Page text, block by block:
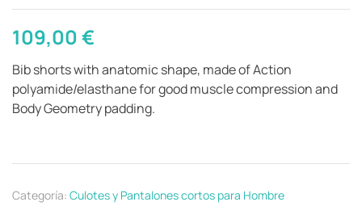
109,00€
Bib shorts with anatomic shape, made of Action
polyamide/elasthane for good muscle compression and
Body Geometry padding.
Categoría: Culotes y Pantalones cortos para Hombre